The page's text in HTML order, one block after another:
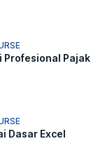
Profesional Pajak
Dasar Excel